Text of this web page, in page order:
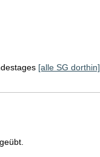
[alle SG dorthin]